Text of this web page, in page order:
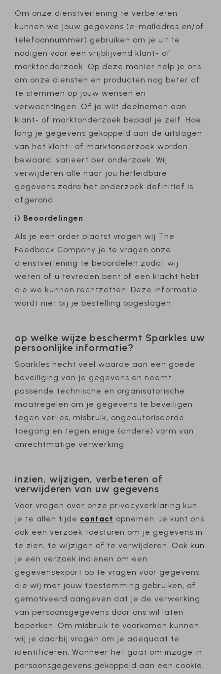
Om onze dienstverlening te verbeteren
kunnen we jouw gegevens (e-mailadres en/of
telefoonnummer) gebruiken om je uit te
nodigen voor een vrijblijvend klant- of
marktonderzoek. Op deze manier help je ons
om onze diensten en producten nog beter af
te stemmen op jouw wensen en
verwachtingen. Of je wilt deelnemen aan
klant- of marktonderzoek bepaal je zelf. Hoe
lang je gegevens gekoppeld aan de uitslagen
van het klant- of marktonderzoek worden
bewaard, varieert per onderzoek. Wij
verwijderen alle naar jou herleidbare
gegevens zodra het onderzoek definitief is
afgerond.
i) Beoordelingen
Als je een order plaatst vragen wij The
Feedback Company je te vragen onze
dienstverlening te beoordelen zodat wij
weten of u tevreden bent of een klacht hebt
die we kunnen rechtzetten. Deze informatie
wordt niet bij je bestelling opgeslagen.
op welke wijze beschermt Sparkles uw
persoonlijke informatie?
Sparkles hecht veel waarde aan een goede
beveiliging van je gegevens en neemt
passende technische en organisatorische
maatregelen om je gegevens te beveiligen
tegen verlies, misbruik, ongeautoriseerde
toegang en tegen enige (andere) vorm van
onrechtmatige verwerking.
inzien, wijzigen, verbeteren of
verwijderen van uw gegevens
Voor vragen over onze privacyverklaring kun
je te allen tijde contact opnemen. Je kunt ons
ook een verzoek toesturen om je gegevens in
te zien, te wijzigen of te verwijderen. Ook kun
je een verzoek indienen om een
gegevensexport op te vragen voor gegevens
die wij met jouw toestemming gebruiken, of
gemotiveerd aangeven dat je de verwerking
van persoonsgegevens door ons wil laten
beperken. Om misbruik te voorkomen kunnen
wij je daarbij vragen om je adequaat te
identificeren. Wanneer het gaat om inzage in
persoonsgegevens gekoppeld aan een cookie,